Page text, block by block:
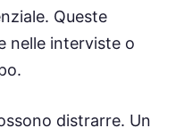
Queste
nelle interviste o
distrarre. Un